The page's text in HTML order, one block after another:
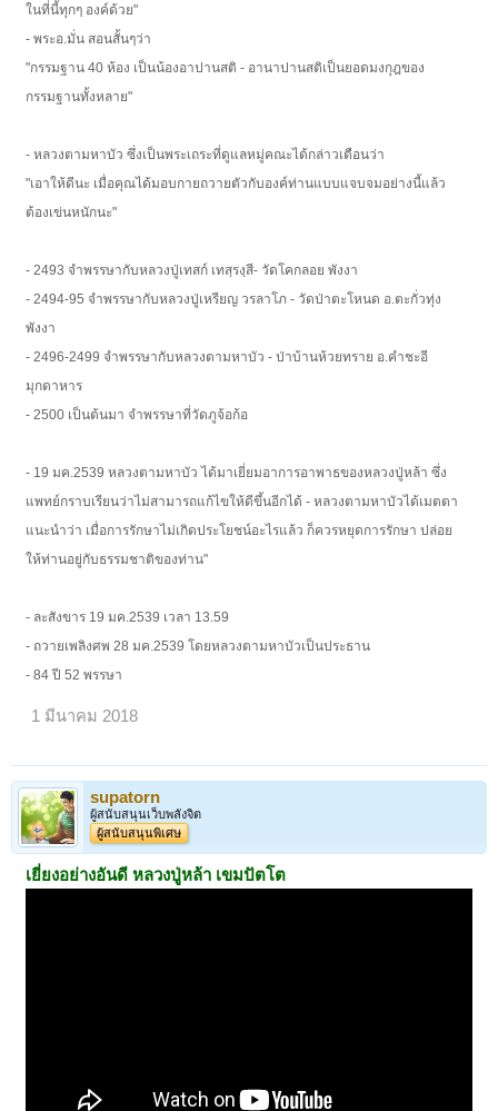
ในที่นี้ทุกๆ องค์ด้วย"
- พระอ.มั่น สอนสั้นๆว่า
"กรรมฐาน 40 ห้อง เป็นน้องอาปานสติ - อานาปานสติเป็นยอดมงกุฎของ
กรรมฐานทั้งหลาย"
- หลวงตามหาบัว ซึ่งเป็นพระเถระที่ดูแลหมู่คณะได้กล่าวเตือนว่า
"เอาให้ดีนะ เมื่อคุณได้มอบกายถวายตัวกับองค์ท่านแบบแจบจมอย่างนี้แล้ว
ต้องเข่นหนักนะ"
- 2493 จำพรรษากับหลวงปู่เทสก์ เทสฺรงฺสี- วัดโคกลอย พังงา
- 2494-95 จำพรรษากับหลวงปู่เหรียญ วรลาโภ - วัดป่าตะโหนด อ.ตะกั่วทุ่ง
พังงา
- 2496-2499 จำพรรษากับหลวงตามหาบัว - ป่าบ้านห้วยทราย อ.คำชะอี
มุกดาหาร
- 2500 เป็นต้นมา จำพรรษาที่วัดภูจ้อก้อ
- 19 มค.2539 หลวงตามหาบัว ได้มาเยี่ยมอาการอาพาธของหลวงปู่หล้า ซึ่ง
แพทย์กราบเรียนว่าไม่สามารถแก้ไขให้ดีขึ้นอีกได้ - หลวงตามหาบัวได้เมตตา
แนะนำว่า เมื่อการรักษาไม่เกิดประโยชน์อะไรแล้ว ก็ควรหยุดการรักษา ปล่อย
ให้ท่านอยู่กับธรรมชาติของท่าน"
- ละสังขาร 19 มค.2539 เวลา 13.59
- ถวายเพลิงศพ 28 มค.2539 โดยหลวงตามหาบัวเป็นประธาน
- 84 ปี 52 พรรษา
1 มีนาคม 2018
supatorn
ผู้สนับสนุนเว็บพลังจิต
ผู้สนับสนุนพิเศษ
เยี่ยงอย่างอันดี หลวงปู่หล้า เขมปัตโต